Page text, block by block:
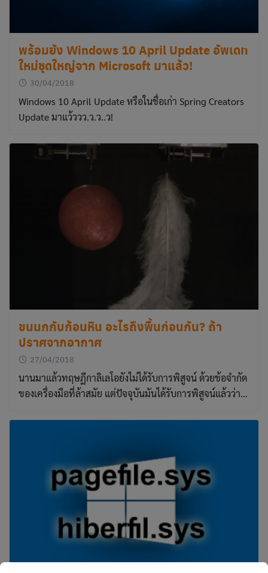
พร้อมยัง Windows 10 April Update อัพเดท
ใหม่ชุดใหญ่จาก Microsoft มาแล้ว!
30/04/2018
Windows 10 April Update หรือในชื่อเก่า Spring Creators
Update มาแว้ววว.ว.ว..ว!
ขนนกกับก้อนหิน อะไรถึงพื้นก่อนกัน? ถ้า
ปราศจากอากาศ
27/04/2018
นานมาแล้วทฤษฏีกาลิเลโอยังไม่ได้รับการพิสูจน์ ด้วยข้อจำกัด
ของเครื่องมือที่ล้าสมัย แต่ปัจจุบันมันได้รับการพิสูจน์แล้วว่า…